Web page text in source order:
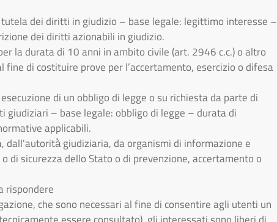
dei diritti in giudizio – base legale: legittimo interesse –
dei diritti azionabili in giudizio.
la durata di 10 anni in ambito civile (art. 2946 c.c.) o altro
di costituire prove per l’accertamento, esercizio o difesa
di un obbligo di legge o su richiesta da parte di
giudiziari – base legale: obbligo di legge – durata di
applicabili.
giudiziaria, da organismi di informazione e
sicurezza dello Stato o di prevenzione, accertamento o
rispondere
che sono necessari al fine di consentire agli utenti un